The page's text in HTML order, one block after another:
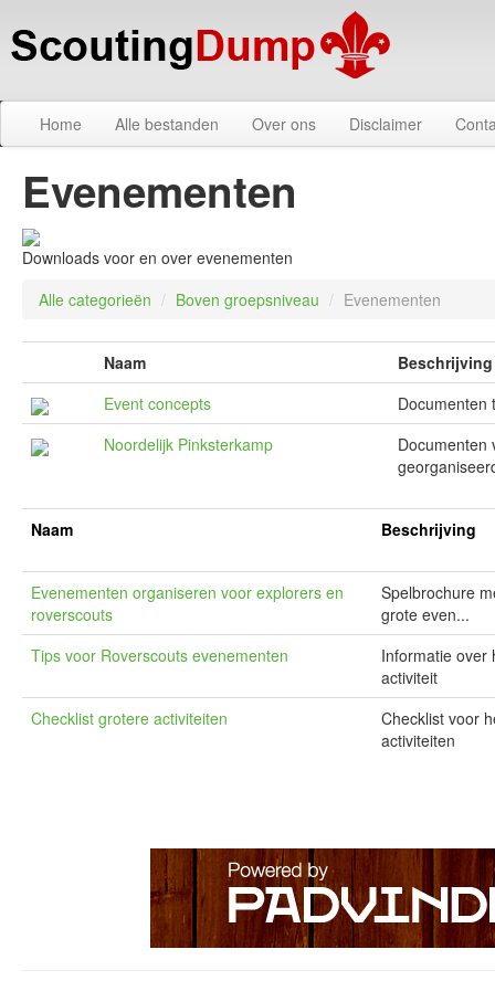
Home Alle bestanden Over ons Disclaimer
Evenementen
Downloads voor en over evenementen
Alle categorieën / Boven groepsniveau / Evenementen
Naam
Beschrijving
Event concepts
Documenten
Noordelijk Pinksterkamp
Documenten
Naam Beschrijving
Evenementen organiseren voor explorers en
roverscouts
Spelbrochure
grote even...
Tips voor Roverscouts evenementen
Informatie over
activiteit
Checklist grotere activiteiten
Checklist voor
activiteiten